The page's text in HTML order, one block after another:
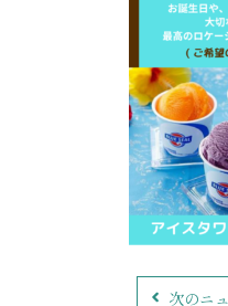
次のニ